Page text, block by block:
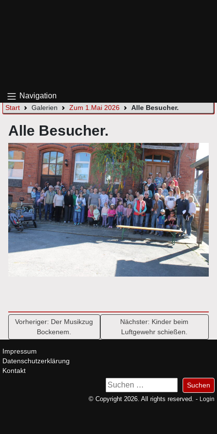
Navigation
Start Galerien Zum 1.Mai 2026 Alle Besucher.
Alle Besucher.
Beitragsnavigation
Vorheriger: Der Musikzug
Bockenem.
Nächster: Kinder beim
Luftgewehr schießen.
Impressum
Datenschutzerklärung
Kontakt
Suchen
nach:
© Copyright 2026. All rights reserved. - Login